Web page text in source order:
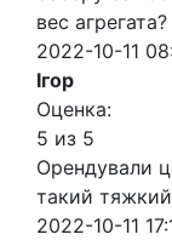
вес агрегата?
2022-10-11
Ігор
Оценка:
5 из 5
Орендували
такий тяжкий
2022-10-11